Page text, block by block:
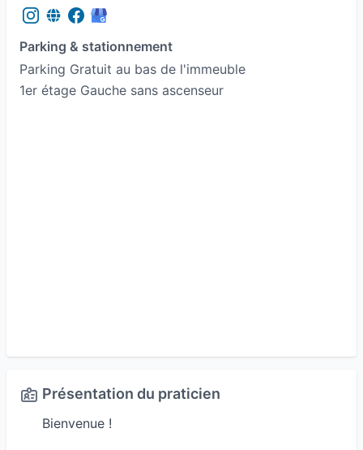
Parking & stationnement
Parking Gratuit au bas de l'immeuble
1er étage Gauche sans ascenseur
Présentation du praticien
Bienvenue !